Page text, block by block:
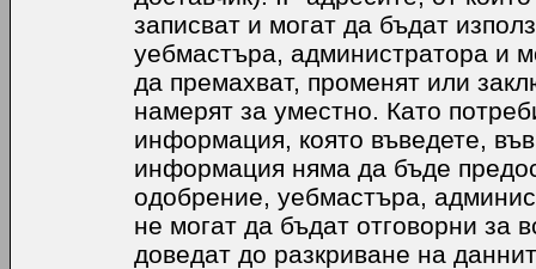
записват и могат да бъдат
уебмастъра, администратора и
да премахват, променят или
намерят за уместно. Като
информация, която въведете,
информация няма да бъде
одобрение, уебмастъра,
не могат да бъдат отговорни за
доведат до разкриване на